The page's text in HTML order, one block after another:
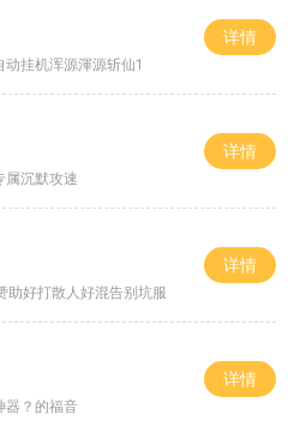
动挂机浑源渾源斩仙1
详情
属沉默攻速
详情
助好打散人好混告别坑服
详情
器？的福音
详情